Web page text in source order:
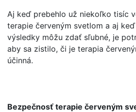
Aj keď prebehlo už niekoľko tisíc
terapie červeným svetlom a aj
výsledky môžu zdať sľubné, je
aby sa zistilo, či je terapia
účinná.
Bezpečnosť terapie červeným